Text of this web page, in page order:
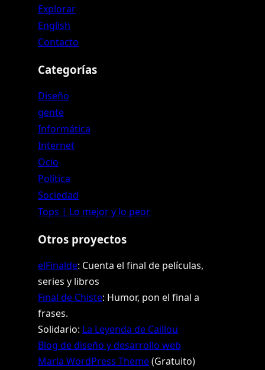
Explorar
English
Contacto
Categorías
Diseño
gente
Informática
Internet
Ocio
Política
Sociedad
Tops | Lo mejor y lo peor
Otros proyectos
elFinalde: Cuenta el final de películas,
series y libros
Final de Chiste: Humor, pon el final a
frases.
Solidario: La Leyenda de Caillou
Blog de diseño y desarrollo web
Marla WordPress Theme(Gratuito)